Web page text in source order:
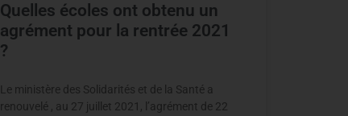
Quelles écoles ont obtenu un
agrément pour la rentrée 2021
?
Le ministère des Solidarités et de la Santé a
renouvelé , au 27 juillet 2021, l’agrément de 22